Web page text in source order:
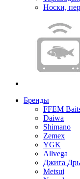
Носки,
Бренды
FFEM
Daiwa
Shimano
Zemex
YGK
Allvega
Джига
Metsui